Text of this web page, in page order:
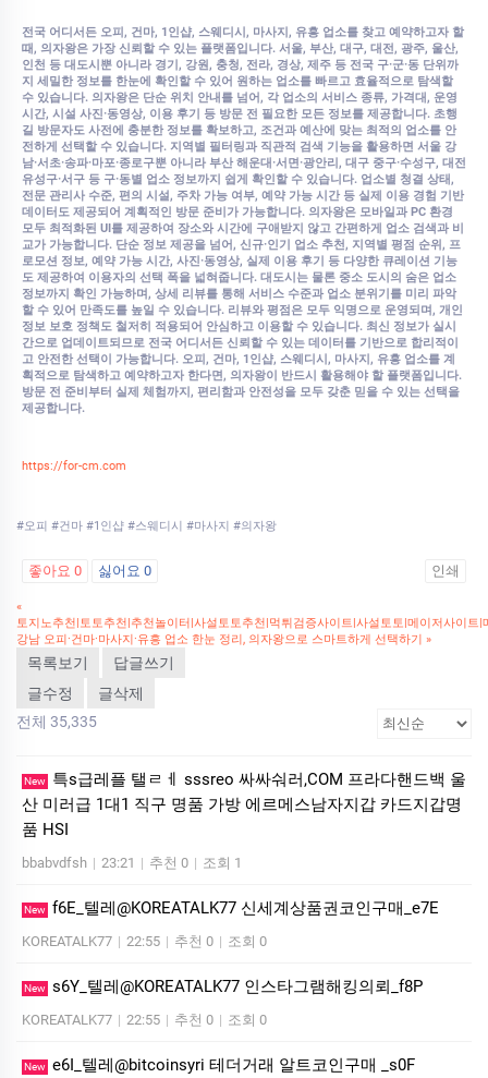
전국 어디서든 오피, 건마, 1인샵, 스웨디시, 마사지, 유흥 업소를 찾고 예약하고자 할
때, 의자왕은 가장 신뢰할 수 있는 플랫폼입니다. 서울, 부산, 대구, 대전, 광주, 울산,
인천 등 대도시뿐 아니라 경기, 강원, 충청, 전라, 경상, 제주 등 전국 구·군·동 단위까
지 세밀한 정보를 한눈에 확인할 수 있어 원하는 업소를 빠르고 효율적으로 탐색할
수 있습니다. 의자왕은 단순 위치 안내를 넘어, 각 업소의 서비스 종류, 가격대, 운영
시간, 시설 사진·동영상, 이용 후기 등 방문 전 필요한 모든 정보를 제공합니다. 초행
길 방문자도 사전에 충분한 정보를 확보하고, 조건과 예산에 맞는 최적의 업소를 안
전하게 선택할 수 있습니다. 지역별 필터링과 직관적 검색 기능을 활용하면 서울 강
남·서초·송파·마포·종로구뿐 아니라 부산 해운대·서면·광안리, 대구 중구·수성구, 대전
유성구·서구 등 구·동별 업소 정보까지 쉽게 확인할 수 있습니다. 업소별 청결 상태,
전문 관리사 수준, 편의 시설, 주차 가능 여부, 예약 가능 시간 등 실제 이용 경험 기반
데이터도 제공되어 계획적인 방문 준비가 가능합니다. 의자왕은 모바일과 PC 환경
모두 최적화된 UI를 제공하여 장소와 시간에 구애받지 않고 간편하게 업소 검색과 비
교가 가능합니다. 단순 정보 제공을 넘어, 신규·인기 업소 추천, 지역별 평점 순위, 프
로모션 정보, 예약 가능 시간, 사진·동영상, 실제 이용 후기 등 다양한 큐레이션 기능
도 제공하여 이용자의 선택 폭을 넓혀줍니다. 대도시는 물론 중소 도시의 숨은 업소
정보까지 확인 가능하며, 상세 리뷰를 통해 서비스 수준과 업소 분위기를 미리 파악
할 수 있어 만족도를 높일 수 있습니다. 리뷰와 평점은 모두 익명으로 운영되며, 개인
정보 보호 정책도 철저히 적용되어 안심하고 이용할 수 있습니다. 최신 정보가 실시
간으로 업데이트되므로 전국 어디서든 신뢰할 수 있는 데이터를 기반으로 합리적이
고 안전한 선택이 가능합니다. 오피, 건마, 1인샵, 스웨디시, 마사지, 유흥 업소를 계
획적으로 탐색하고 예약하고자 한다면, 의자왕이 반드시 활용해야 할 플랫폼입니다.
방문 전 준비부터 실제 체험까지, 편리함과 안전성을 모두 갖춘 믿을 수 있는 선택을
제공합니다.
https://for-cm.com
#오피 #건마 #1인샵 #스웨디시 #마사지 #의자왕
좋아요 0 싫어요 0 인쇄
«
토지노추천|토토추천|추천놀이터|사설토토추천|먹튀검증사이트|사설토토|메이저사이
강남 오피·건마·마사지·유흥 업소 한눈 정리, 의자왕으로 스마트하게 선택하기 »
목록보기
답글쓰기
글수정
글삭제
전체 35,335
New
특s급레플 탤ㄹㅔ sssreo 싸싸숴러,COM 프라다핸드백 울
산 미러급 1대1 직구 명품 가방 에르메스남자지갑 카드지갑명
품 HSI
bbabvdfsh | 23:21 | 추천 0 | 조회 1
New f6E_텔레@KOREATALK77 신세계상품권코인구매_e7E
KOREATALK77 | 22:55 | 추천 0 | 조회 0
New s6Y_텔레@KOREATALK77 인스타그램해킹의뢰_f8P
KOREATALK77 | 22:55 | 추천 0 | 조회 0
New e6I_텔레@bitcoinsyri 테더거래 알트코인구매 _s0F